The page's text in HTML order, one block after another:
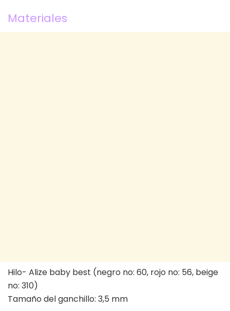
Materiales
Hilo- Alize baby best (negro no: 60, rojo no: 56, beige
no: 310)
Tamaño del ganchillo: 3,5 mm